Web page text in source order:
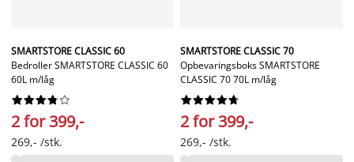
SMARTSTORE CLASSIC 60
Bedroller SMARTSTORE CLASSIC 60
60L m/låg






2 for 399,-
269,- /stk.
SMARTSTORE CLASSIC 70
Opbevaringsboks SMARTSTORE
CLASSIC 70 70L m/låg






2 for 399,-
269,- /stk.